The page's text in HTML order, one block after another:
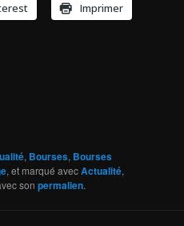
Imprimer
, Bourses, Bourses
, et marqué avecActualité,
sonpermalien.